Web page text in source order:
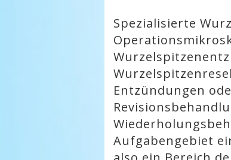
Spezialisierte
Entzündungen
Aufgabengebiet